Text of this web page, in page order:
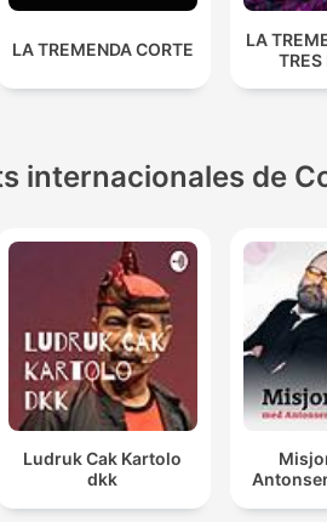
LA TREMENDA CORTE
LA
TRES
internacionales de
Ludruk Cak Kartolo
dkk